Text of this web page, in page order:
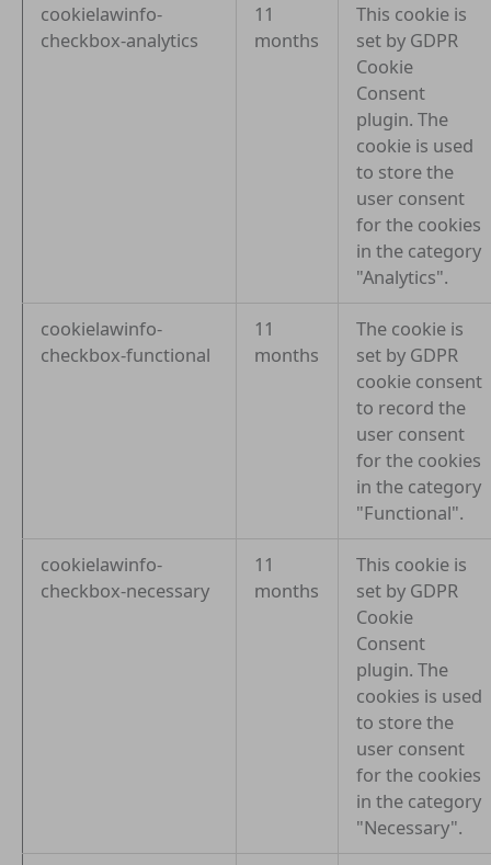
cookielawinfo-
checkbox-analytics
11
months
This cookie is
set by GDPR
Cookie
Consent
plugin. The
cookie is used
to store the
user consent
for the cookies
in the category
"Analytics".
cookielawinfo-
checkbox-functional
11
months
The cookie is
set by GDPR
cookie consent
to record the
user consent
for the cookies
in the category
"Functional".
cookielawinfo-
checkbox-necessary
11
months
This cookie is
set by GDPR
Cookie
Consent
plugin. The
cookies is used
to store the
user consent
for the cookies
in the category
"Necessary".